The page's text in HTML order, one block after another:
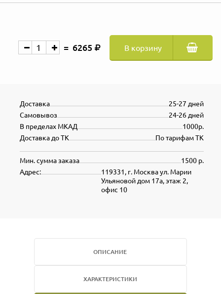
6265 В корзину
25-27 дней
Доставка
24-26 дней
Самовывоз
1000р.
В пределах МКАД
По тарифам ТК
Доставка до ТК
1500 р.
Мин. сумма заказа
119331, г. Москва ул. Марии
Ульяновой дом 17а, этаж 2,
офис 10
Адрес:
ОПИСАНИЕ
ХАРАКТЕРИСТИКИ